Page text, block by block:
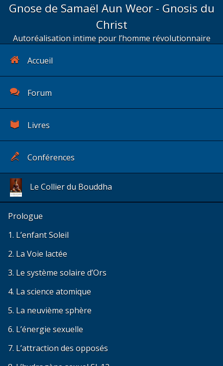
Gnose de Samaël Aun Weor - Gnosis du
Christ
Autoréalisation intime pour l’homme révolutionnaire
Accueil
Forum
Livres
Conférences
Le Collier du Bouddha
Prologue
1. L’enfant Soleil
2. La Voie lactée
3. Le système solaire d’Ors
4. La science atomique
5. La neuvième sphère
6. L’énergie sexuelle
7. L’attraction des opposés